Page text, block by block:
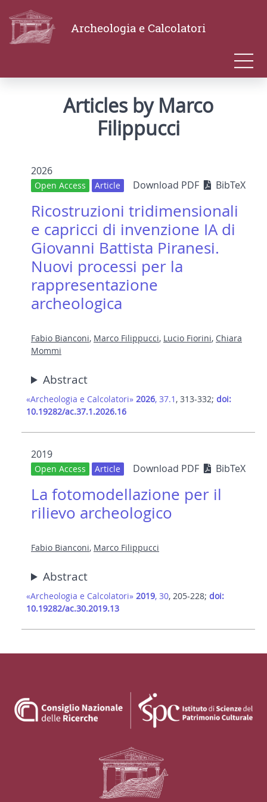
Archeologia e Calcolatori
Articles by Marco
Filippucci
2026
Open Access Article Download PDF BibTeX
Ricostruzioni tridimensionali
e capricci di invenzione IA di
Giovanni Battista Piranesi.
Nuovi processi per la
rappresentazione
archeologica
Fabio Bianconi, Marco Filippucci, Lucio Fiorini, Chiara
Mommi
Abstract
«Archeologia e Calcolatori» 2026, 37.1 , 313-332; doi:
10.19282/ac.37.1.2026.16
2019
Open Access Article Download PDF BibTeX
La fotomodellazione per il
rilievo archeologico
Fabio Bianconi, Marco Filippucci
Abstract
«Archeologia e Calcolatori» 2019, 30, 205-228; doi:
10.19282/ac.30.2019.13